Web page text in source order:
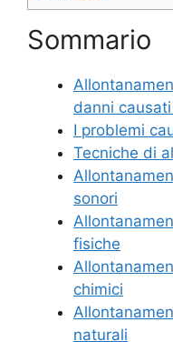
Sommario
danni
I problemi
Tecniche di
sonori
fisiche
chimici
naturali